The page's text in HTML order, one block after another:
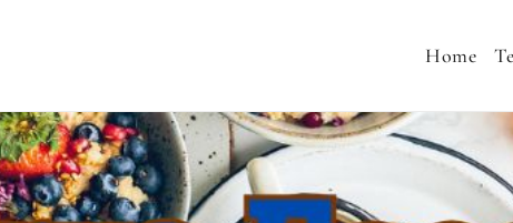
MENU SEHAT, CATERING PERNIKAHAN, JASA
Home